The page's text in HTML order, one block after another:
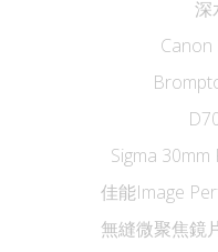
深
Sigma 30mm
佳能Image
無縫微聚焦鏡